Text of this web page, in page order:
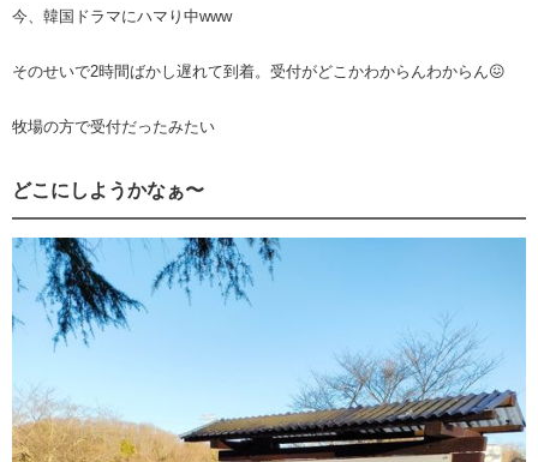
今、韓国ドラマにハマり中www
そのせいで2時間ばかし遅れて到着。受付がどこかわからんわからん😖
牧場の方で受付だったみたい
どこにしようかなぁ〜